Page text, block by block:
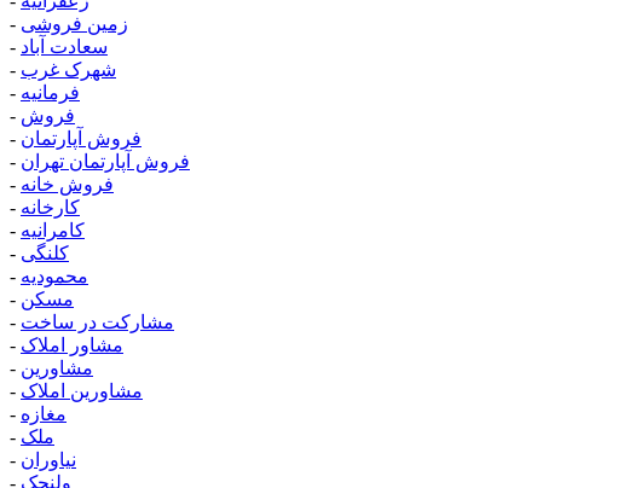
- زمین فروشی
- سعادت آباد
- شهرک غرب
- فرمانیه
- فروش
- فروش آپارتمان
- فروش آپارتمان تهران
- فروش خانه
- کارخانه
- کامرانیه
- کلنگی
- محمودیه
- مسکن
- مشارکت در ساخت
- مشاور املاک
- مشاورین
- مشاورین املاک
- مغازه
- ملک
- نیاوران
- ولنجک